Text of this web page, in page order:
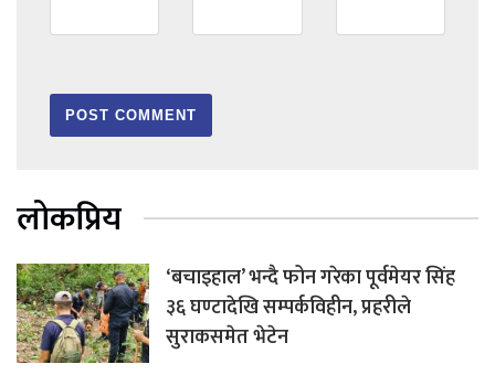
लोकप्रिय
‘बचाइहाल’ भन्दै फोन गरेका पूर्वमेयर सिंह
३६ घण्टादेखि सम्पर्कविहीन, प्रहरीले
सुराकसमेत भेटेन